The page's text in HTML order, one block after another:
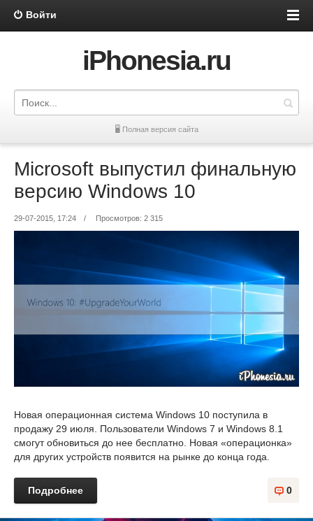
Войти
iPhonesia.ru
🖥 Полная версия сайта
Microsoft выпустил финальную
версию Windows 10
29-07-2015, 17:24 / Просмотров: 2 315
Новая операционная система Windows 10 поступила в
продажу 29 июля. Пользователи Windows 7 и Windows 8.1
смогут обновиться до нее бесплатно. Новая «операционка»
для других устройств появится на рынке до конца года.
Подробнее 0